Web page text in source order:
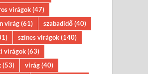
virágok(47)
virág(61) szabadidő(40)
színes virágok(140)
virágok(63)
(53) virág(40)